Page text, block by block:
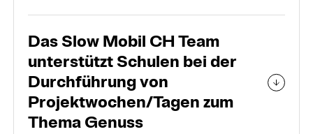
Das Slow Mobil CH Team
unterstützt Schulen bei der
Durchführung von
Projektwochen/Tagen zum
Thema Genuss